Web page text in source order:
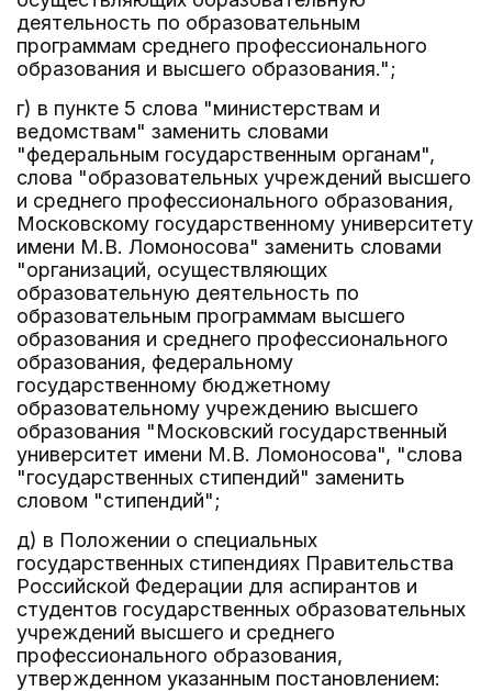
деятельность по образовательным
программам среднего профессионального
образования и высшего образования.";
г) в пункте 5 слова "министерствам и
ведомствам" заменить словами
"федеральным государственным органам",
слова "образовательных учреждений высшего
и среднего профессионального образования,
Московскому государственному университету
имени М.В. Ломоносова" заменить словами
"организаций, осуществляющих
образовательную деятельность по
образовательным программам высшего
образования и среднего профессионального
образования, федеральному
государственному бюджетному
образовательному учреждению высшего
образования "Московский государственный
университет имени М.В. Ломоносова", "слова
"государственных стипендий" заменить
словом "стипендий";
д) в Положении о специальных
государственных стипендиях Правительства
Российской Федерации для аспирантов и
студентов государственных образовательных
учреждений высшего и среднего
профессионального образования,
утвержденном указанным постановлением: